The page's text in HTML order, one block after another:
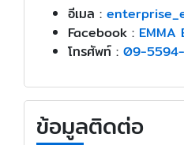
อีเมล :
Facebook : EMMA
โทรศัพท์ : 09-
ข้อมูลติดต่อ